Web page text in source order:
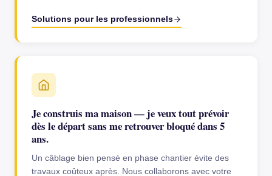
Solutions pour les professionnels
Je construis ma maison — je veux tout prévoir
dès le départ sans me retrouver bloqué dans 5
ans.
Un câblage bien pensé en phase chantier évite des
travaux coûteux après. Nous collaborons avec votre